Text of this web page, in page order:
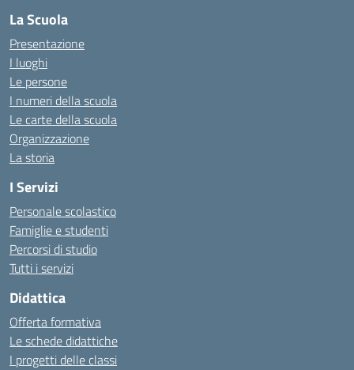
La Scuola
Presentazione
I luoghi
Le persone
I numeri della scuola
Le carte della scuola
Organizzazione
La storia
I Servizi
Personale scolastico
Famiglie e studenti
Percorsi di studio
Tutti i servizi
Didattica
Offerta formativa
Le schede didattiche
I progetti delle classi